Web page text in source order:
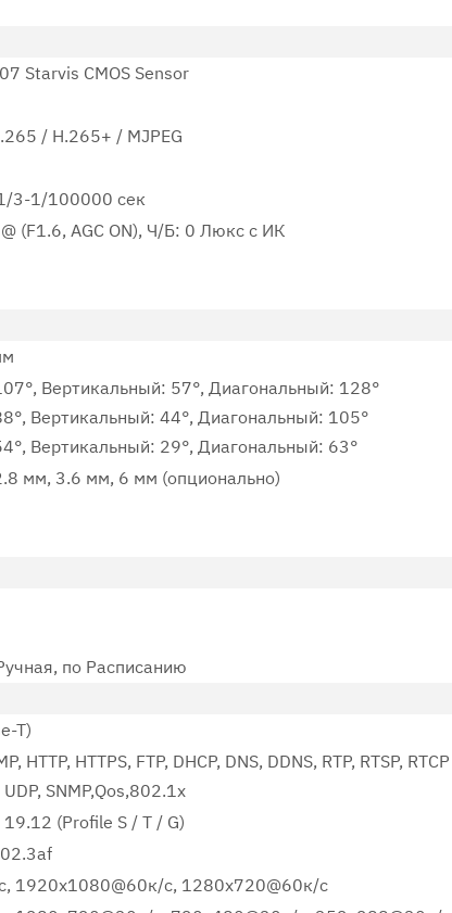
Starvis CMOS Sensor
/ H.265+ / MJPEG
3-1/100000 сек
(F1.6, AGC ON), Ч/Б: 0 Люкс с ИК
Вертикальный: 57°, Диагональный: 128°
Вертикальный: 44°, Диагональный: 105°
Вертикальный: 29°, Диагональный: 63°
мм, 3.6 мм, 6 мм (опционально)
по Расписанию
T)
HTTP, HTTPS, FTP, DHCP, DNS, DDNS, RTP, RTSP, RTCP
UDP, SNMP,Qos,802.1x
(Profile S / T / G)
1920x1080@60к/с, 1280x720@60к/с